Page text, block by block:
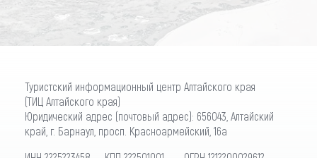
Туристский информационный центр Алтайского края
(ТИЦ Алтайского края)
Юридический адрес (почтовый адрес): 656043, Алтайский
край, г. Барнаул, просп. Красноармейский, 16а